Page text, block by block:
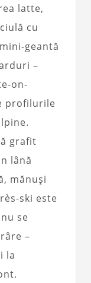
latte,
cu
geantă
–
on-
profilurile
grafit
lână
mănuși
ski este
se
–
la